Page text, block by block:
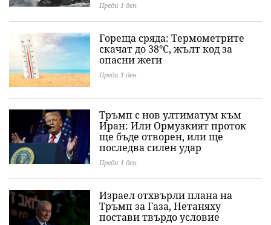
Преди 1 ден
Гореща сряда: Термометрите
скачат до 38°C, жълт код за
опасни жеги
Преди 1 ден
Тръмп с нов ултиматум към
Иран: Или Ормузкият проток
ще бъде отворен, или ще
последва силен удар
Преди 1 ден
Израел отхвърли плана на
Тръмп за Газа, Нетаняху
постави твърдо условие